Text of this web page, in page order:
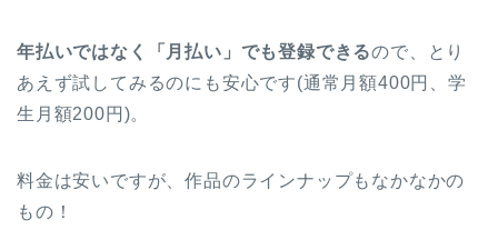
年払いではなく「月払い」でも登録できるので、とり
あえず試してみるのにも安心です(通常月額400円、学
生月額200円)。
料金は安いですが、作品のラインナップもなかなかの
もの！